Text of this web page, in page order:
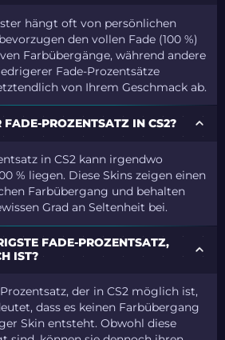
hängt oft von persönlichen
den vollen Fade (100 %)
Farbübergänge, während andere
Fade-Prozentsätze
von Ihrem Geschmack ab.
FADE-PROZENTSATZ IN CS2?
in CS2 kann irgendwo
% liegen. Diese Skins zeigen einen
Farbübergang und behalten
Grad an Seltenheit bei.
FADE-PROZENTSATZ,
IST?
der in CS2 möglich ist,
dass es keinen Farbübergang
Skin entsteht. Obwohl diese